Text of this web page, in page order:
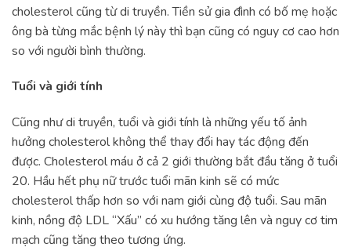
cholesterol cũng từ di truyền. Tiền sử gia đình có bố mẹ hoặc
ông bà từng mắc bệnh lý này thì bạn cũng có nguy cơ cao hơn
so với người bình thường.
Tuổi và giới tính
Cũng như di truyền, tuổi và giới tính là những yếu tố ảnh
hưởng cholesterol không thể thay đổi hay tác động đến
được. Cholesterol máu ở cả 2 giới thường bắt đầu tăng ở tuổi
20. Hầu hết phụ nữ trước tuổi mãn kinh sẽ có mức
cholesterol thấp hơn so với nam giới cùng độ tuổi. Sau mãn
kinh, nồng độ LDL “Xấu” có xu hướng tăng lên và nguy cơ tim
mạch cũng tăng theo tương ứng.